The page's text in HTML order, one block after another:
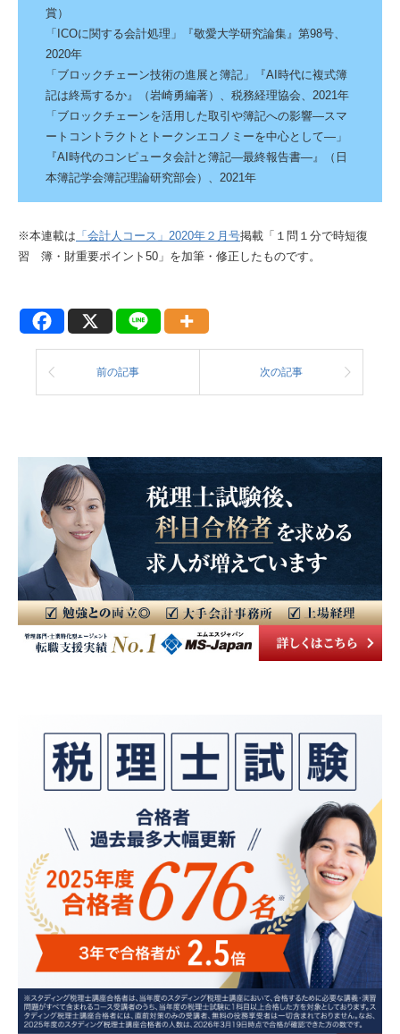
賞）
「ICOに関する会計処理」『敬愛大学研究論集』第98号、
2020年
「ブロックチェーン技術の進展と簿記」『AI時代に複式簿
記は終焉するか』（岩崎勇編著）、税務経理協会、2021年
「ブロックチェーンを活用した取引や簿記への影響―スマ
ートコントラクトとトークンエコノミーを中心として―」
『AI時代のコンピュータ会計と簿記―最終報告書―』（日
本簿記学会簿記理論研究部会）、2021年
※本連載は 「会計人コース」2020年２月号掲載「１問１分で時短復
習 簿・財重要ポイント50」を加筆・修正したものです。
前の記事 次の記事